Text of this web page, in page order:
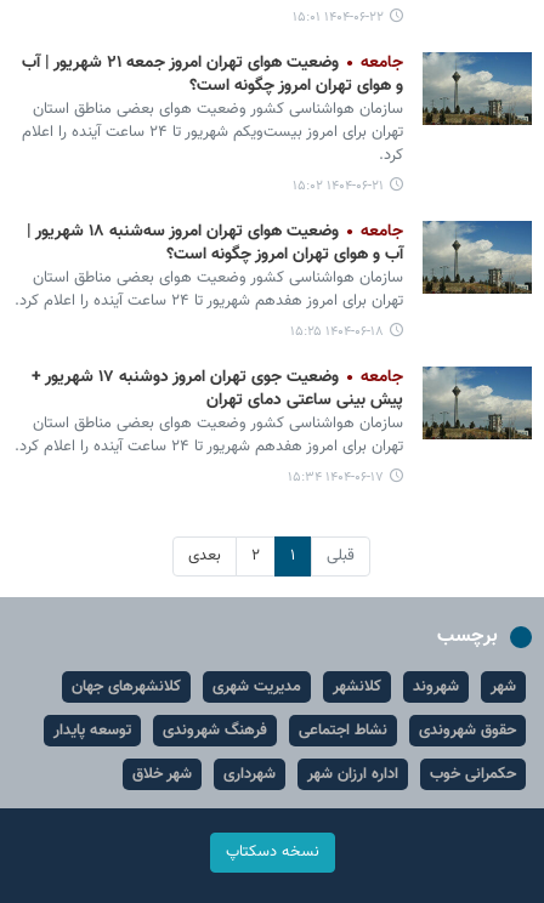
۱۴۰۴-۰۶-۲۲ ۱۵:۰۱
جامعه
وضعیت هوای تهران امروز جمعه ۲۱ شهریور | آب
و هوای تهران امروز چگونه است؟
سازمان هواشناسی کشور وضعیت هوای بعضی مناطق استان
تهران برای امروز بیست‌ویکم شهریور تا ۲۴ ساعت آینده را اعلام
کرد.
۱۴۰۴-۰۶-۲۱ ۱۵:۰۲
جامعه
وضعیت هوای تهران امروز سه‌شنبه ۱۸ شهریور |
آب و هوای تهران امروز چگونه است؟
سازمان هواشناسی کشور وضعیت هوای بعضی مناطق استان
تهران برای امروز هفدهم شهریور تا ۲۴ ساعت آینده را اعلام کرد.
۱۴۰۴-۰۶-۱۸ ۱۵:۲۵
جامعه
وضعیت جوی تهران امروز دوشنبه ۱۷ شهریور +
پیش بینی ساعتی دمای تهران
سازمان هواشناسی کشور وضعیت هوای بعضی مناطق استان
تهران برای امروز هفدهم شهریور تا ۲۴ ساعت آینده را اعلام کرد.
۱۴۰۴-۰۶-۱۷ ۱۵:۳۴
قبلی ۱ ۲ بعدی
برچسب
شهر شهروند کلانشهر مدیریت شهری
کلانشهرهای جهان
حقوق شهروندی
نشاط اجتماعی فرهنگ شهروندی
توسعه پایدار
حکمرانی خوب
اداره ارزان شهر شهرداری شهر خلاق
نسخه دسکتاپ